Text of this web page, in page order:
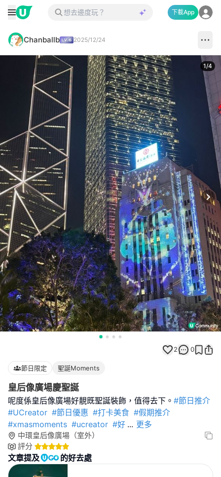
下載App
Chanballb 2025/12/24
1/4
2 0
節日限定 聖誕Moments
皇后像廣場慶聖誕
呢度係皇后像廣場好靚既聖誕裝飾，值得去下。 #節日推介
#UCreator #節日優惠 #打卡美食 #假期推介
#xmasmoments #ucreator #好 ... 更多
中環皇后像廣場（室外）
評分
文章提及 的好去處